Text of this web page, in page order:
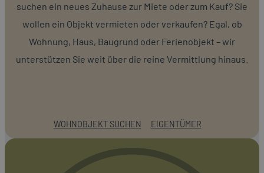
suchen ein neues Zuhause zur Miete oder zum Kauf? Sie
wollen ein Objekt vermieten oder verkaufen? Egal, ob
Wohnung, Haus, Baugrund oder Ferienobjekt – wir
unterstützen Sie weit über die reine Vermittlung hinaus.
WOHNOBJEKT SUCHEN EIGENTÜMER